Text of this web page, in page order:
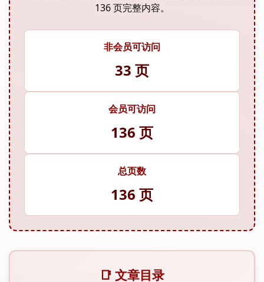
136 页完整内容。
非会员可访问
33 页
会员可访问
136 页
总页数
136 页
📑 文章目录